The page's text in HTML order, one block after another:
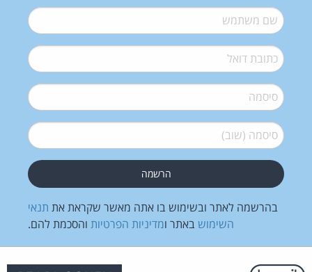
שם משתמש*
דואל*
סיסמה*
סיסמה (שוב)*
בהרשמה לאתר ובשימוש בו אתה מאשר שקראת את תנאי
השימוש באתר ומדיניות הפרטיות והסכמת להם.